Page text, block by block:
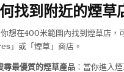
找到附近的煙草
想在400米範圍內找到煙草店，
」或「煙草」商店。
尋最優質的煙草產品：當你進入